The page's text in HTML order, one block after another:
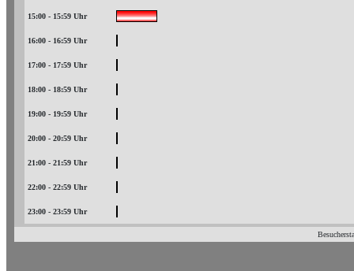
15:00 - 15:59 Uhr
16:00 - 16:59 Uhr
17:00 - 17:59 Uhr
18:00 - 18:59 Uhr
19:00 - 19:59 Uhr
20:00 - 20:59 Uhr
21:00 - 21:59 Uhr
22:00 - 22:59 Uhr
23:00 - 23:59 Uhr